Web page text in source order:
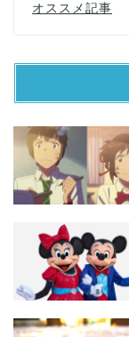
オススメ記事